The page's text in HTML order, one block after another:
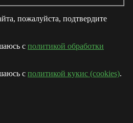
пожалуйста, подтвердите
с политикой обработки
с политикой кукис (cookies).